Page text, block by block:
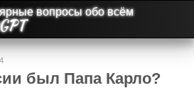
вопросы обо всём
был Папа Карло?